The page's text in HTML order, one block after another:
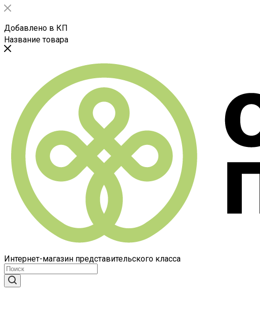
Добавлено в КП
Название товара
Интернет-магазин представительского класса